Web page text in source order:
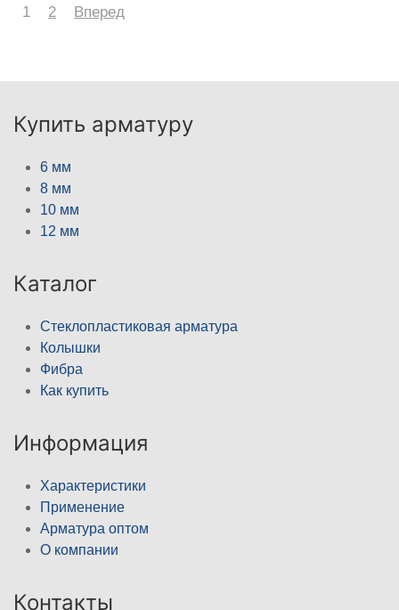
1 2 Вперед
Купить арматуру
6 мм
8 мм
10 мм
12 мм
Каталог
Стеклопластиковая арматура
Колышки
Фибра
Как купить
Информация
Характеристики
Применение
Арматура оптом
О компании
Контакты